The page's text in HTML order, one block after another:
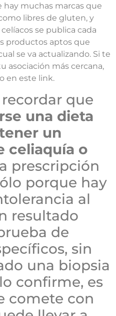
muchas marcas que
libres de gluten, y
se publica cada
productos aptos que
se va actualizando. Si te
asociación más cercana,
en este link.
que
una dieta
un
celiaquía o
prescripción
porque hay
al
resultado
de
sin
una biopsia
confirme, es
comete con